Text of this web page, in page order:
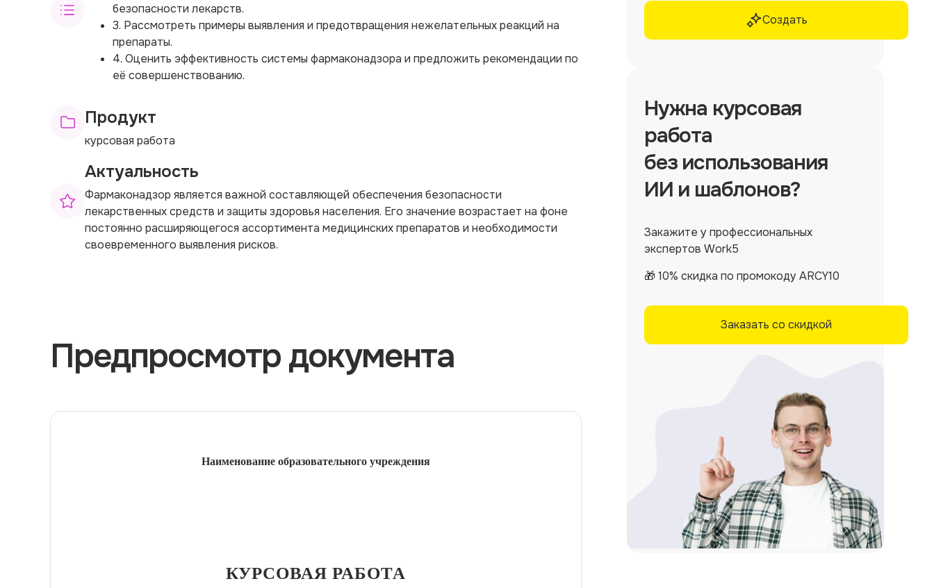
безопасности лекарств.
3. Рассмотреть примеры выявления и предотвращения нежелательных реакций на
препараты.
4. Оценить эффективность системы фармаконадзора и предложить рекомендации по
её совершенствованию.
Продукт
курсовая работа
Актуальность
Фармаконадзор является важной составляющей обеспечения безопасности
лекарственных средств и защиты здоровья населения. Его значение возрастает на фоне
постоянно расширяющегося ассортимента медицинских препаратов и необходимости
своевременного выявления рисков.
Предпросмотр документа
Наименование образовательного учреждения
КУРСОВАЯ РАБОТА
Создать
Нужна курсовая
работа
без использования
ИИ и шаблонов?
Закажите у профессиональных
экспертов Work5
🎁 10% скидка по промокоду ARCY10
Заказать со скидкой